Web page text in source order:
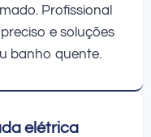
Profissional
e soluções
banho quente.
elétrica